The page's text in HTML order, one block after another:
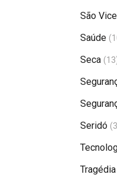
São
Saúde
Seca
Seridó
Tragédia